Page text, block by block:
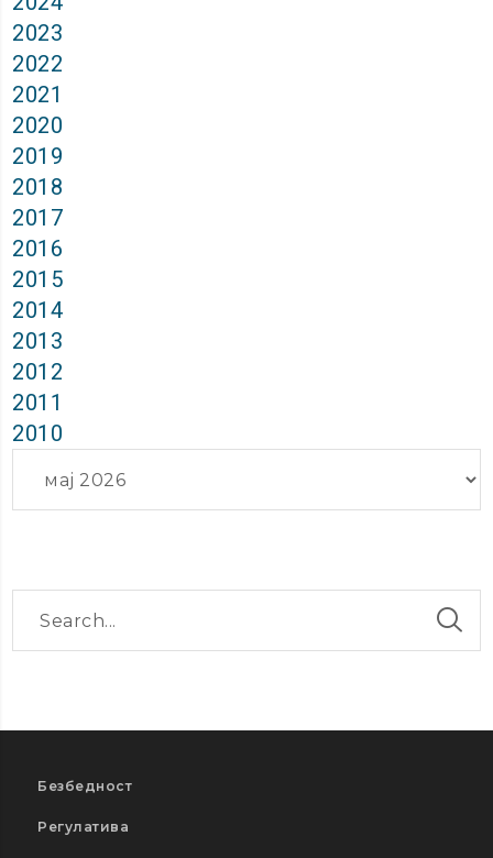
2023
2022
2021
2020
2019
2018
2017
2016
2015
2014
2013
2012
2011
2010
Безбедност
Регулатива